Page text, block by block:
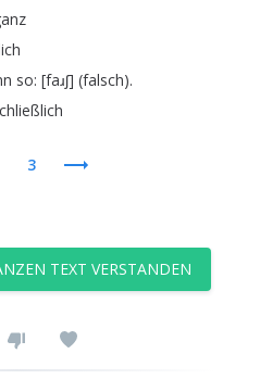
so: [faɹʃ] (falsch).
3
TEXT VERSTANDEN